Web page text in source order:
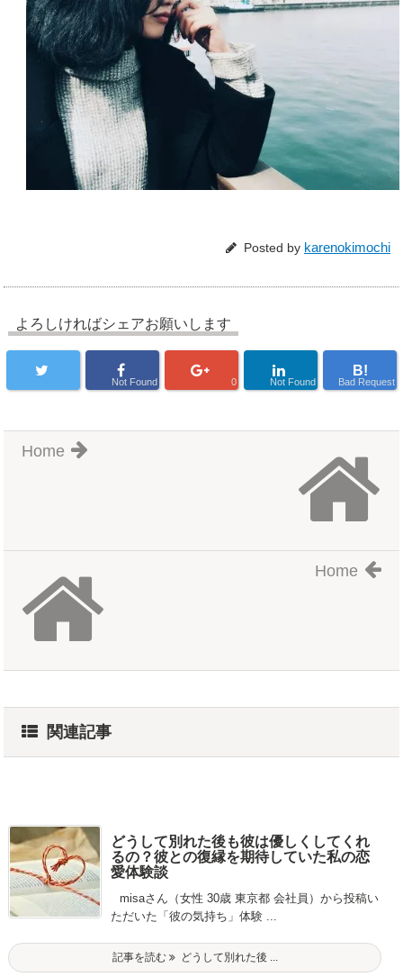
Posted by karenokimochi
よろしければシェアお願いします
Not Found 0 Not Found
B!
Bad Request
Home
Home
関連記事
どうして別れた後も彼は優しくしてくれ
るの？彼との復縁を期待していた私の恋
愛体験談
misaさん（女性 30歳 東京都 会社員）から投稿い
ただいた「彼の気持ち」体験 ...
記事を読む どうして別れた後 ...